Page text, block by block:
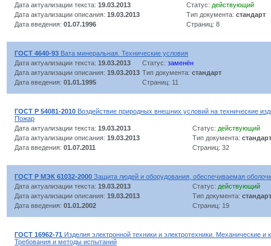
Дата актуализации текста: 19.03.2013 Статус: действующий
Дата актуализации описания: 19.03.2013 Тип документа: стандарт
Дата введения: 01.07.1996 Страниц: 8
ГОСТ 4640-93 Вата минеральная. Технические условия
Дата актуализации текста: 19.03.2013 Статус: заменён
Дата актуализации описания: 19.03.2013 Тип документа: стандарт
Дата введения: 01.01.1995 Страниц: 11
ГОСТ Р 54081-2010 Воздействие природных внешних условий на технические
Пожар
Дата актуализации текста: 19.03.2013 Статус: действующий
Дата актуализации описания: 19.03.2013 Тип документа: стандарт
Дата введения: 01.07.2011 Страниц: 32
ГОСТ Р МЭК 61032-2000 Защита людей и оборудования, обеспечиваемая
Дата актуализации текста: 19.03.2013 Статус: действующий
Дата актуализации описания: 19.03.2013 Тип документа: стандарт
Дата введения: 01.01.2002 Страниц: 19
ГОСТ 16962-71 Изделия электронной техники и электротехники. Механические и
Требования и методы испытаний